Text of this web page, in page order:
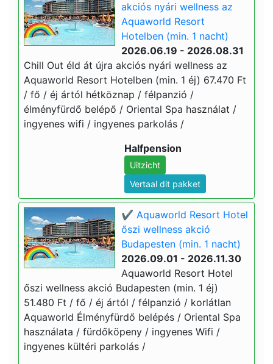
akciós nyári wellness az
Aquaworld Resort
Hotelben (min. 1 nacht)
2026.06.19 - 2026.08.31
Chill Out éld át újra akciós nyári wellness az
Aquaworld Resort Hotelben (min. 1 éj) 67.470 Ft
/ fő / éj ártól hétköznap / félpanzió /
élményfürdő belépő / Oriental Spa használat /
ingyenes wifi / ingyenes parkolás /
Halfpension
Uitzicht
Vertaal dit pakket
✔️ Aquaworld Resort Hotel
őszi wellness akció
Budapesten (min. 1 nacht)
2026.09.01 - 2026.11.30
Aquaworld Resort Hotel
őszi wellness akció Budapesten (min. 1 éj)
51.480 Ft / fő / éj ártól / félpanzió / korlátlan
Aquaworld Élményfürdő belépés / Oriental Spa
használata / fürdőköpeny / ingyenes Wifi /
ingyenes kültéri parkolás /